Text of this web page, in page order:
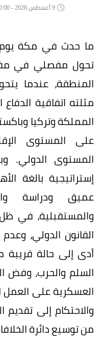
ما حدث في مكة يوم
تحول مفصلي في
المنطقة، عندما
مثلته اتفاقية
المملكة وتركيا
على المستوى
المستوى الدولي.
إستراتيجية بالغة
عميق ودراسة
والمستقبلية، في
القانون الدولي، وعدم
أدى إلى حالة
السلم والحرب، وفض
العسكرية على
والاحتكام إلى تقديم
من توسيع دائرة